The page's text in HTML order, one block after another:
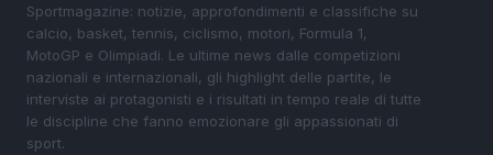
Sportmagazine: notizie, approfondimenti e classifiche su
calcio, basket, tennis, ciclismo, motori, Formula 1,
MotoGP e Olimpiadi. Le ultime news dalle competizioni
nazionali e internazionali, gli highlight delle partite, le
interviste ai protagonisti e i risultati in tempo reale di tutte
le discipline che fanno emozionare gli appassionati di
sport.